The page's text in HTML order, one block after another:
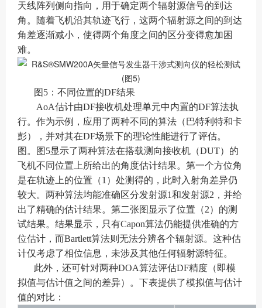
天线阵列侧向指向，用于确定两个辐射源信号的到达
角。随着飞机沿其轨迹飞行，这两个辐射源之间的到达
角差逐渐减小，使得两个角度之间的区分变得愈加困
难。
图5：不同位置的DF结果
AoA估计由DF接收机处理单元中内置的DF算法执
行。作为示例，应用了两种不同的算法（巴特利特和卡
彭），并对其在DF场景下的理论性能进行了评估。
图。图5显示了两种算法在搭载测向接收机（DUT）的
飞机不同位置上所给出的角度估计结果。第一个方位角
是在轨迹上的位置（1）处测得的，此时入射角差异仍
较大。两种算法均能准确区分发射源1和发射源2，并给
出了精确的估计结果。第二张图显示了位置（2）的测
试结果。结果显示，只有Capon算法仍能提供准确的方
位估计，而Bartlett算法则无法分辨各个辐射源。这种估
计仅考虑了相位信息，未涉及其他任何辐射源特征。
此外，还可针对两种DOA算法评估DF精度（即模
拟值与估计值之间的差异）。下表提供了模拟值与估计
值的对比：